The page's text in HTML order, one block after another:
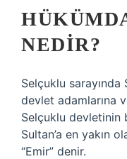
NEDIR?
Selçuklu
devlet adamlarına
Selçuklu devletinin
Sultan’a en yakın
“Emir” denir.